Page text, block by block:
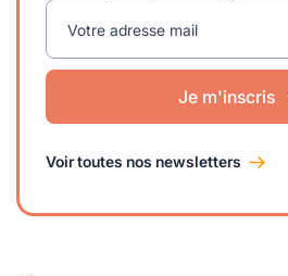
Votre adresse mail
Je m'inscris
Voir toutes nos newsletters